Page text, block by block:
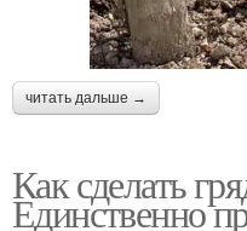
читать дальше →
Как сделать
Единственно